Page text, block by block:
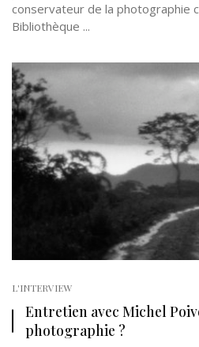
conservateur de la photographie
Bibliothèque ...
L'INTERVIEW
Entretien avec Michel
photographie ?